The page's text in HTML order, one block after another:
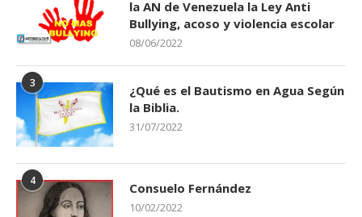
la AN de Venezuela la Ley Anti
Bullying, acoso y violencia escolar
08/06/2022
3
¿Qué es el Bautismo en Agua Según
la Biblia.
31/07/2022
4 Consuelo Fernández
10/02/2022